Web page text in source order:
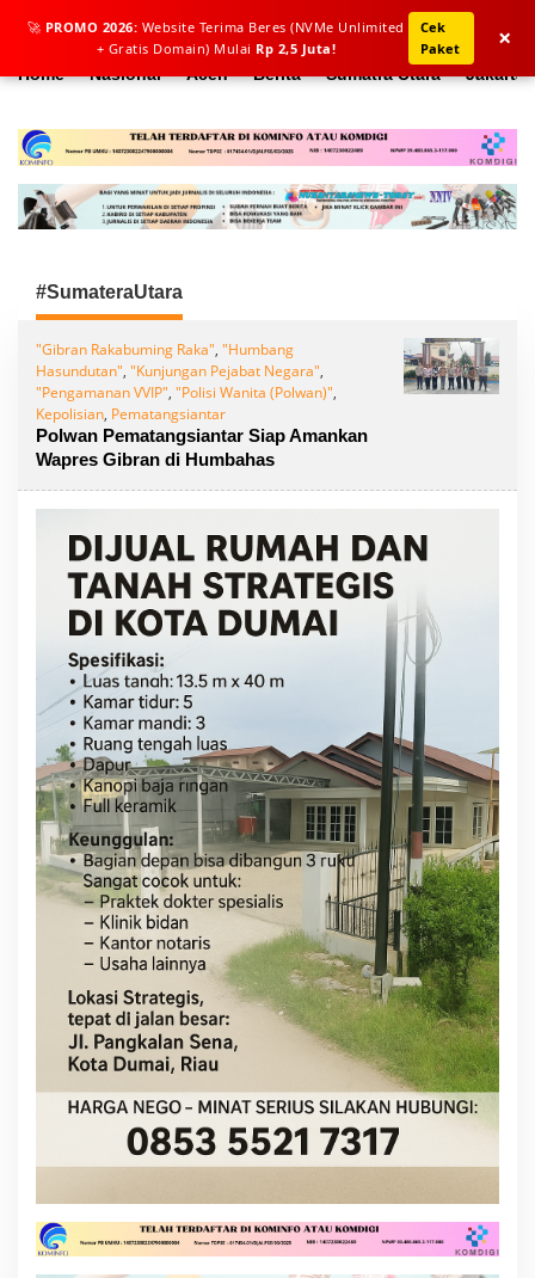
🚀 PROMO 2026: Website Terima Beres (NVMe Unlimited
+ Gratis Domain) Mulai Rp 2,5 Juta!
Cek
Paket
×
a Home Nasional Aceh Berita Sumatra Utara Jakarta
#SumateraUtara
"Gibran Rakabuming Raka", "Humbang
Hasundutan", "Kunjungan Pejabat Negara",
"Pengamanan VVIP", "Polisi Wanita (Polwan)",
Kepolisian, Pematangsiantar
Polwan Pematangsiantar Siap Amankan
Wapres Gibran di Humbahas